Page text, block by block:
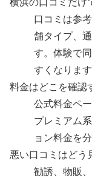
横浜の口コミだけ
口コミは参
舗タイプ、
す。体験で
すくなります
料金はどこを確認
公式料金ペ
プレミアム
ョン料金を
悪い口コミはどう
勧誘、物販